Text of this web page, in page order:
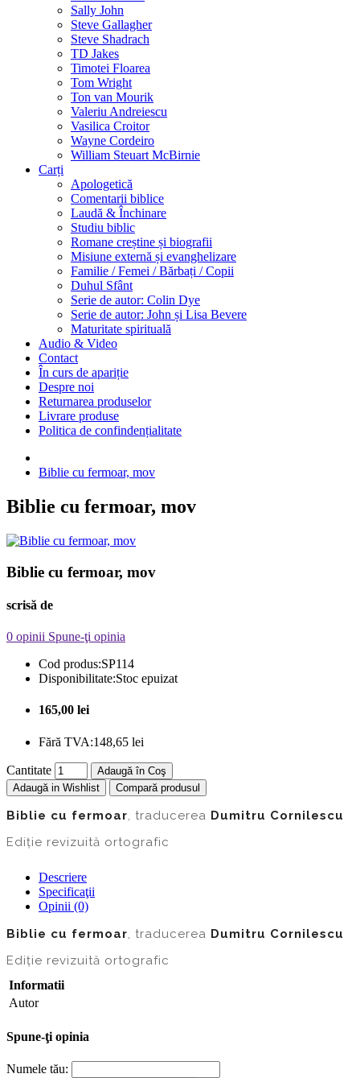
Sally John
Steve Gallagher
Steve Shadrach
TD Jakes
Timotei Floarea
Tom Wright
Ton van Mourik
Valeriu Andreiescu
Vasilica Croitor
Wayne Cordeiro
William Steuart McBirnie
Carți
Apologetică
Comentarii biblice
Laudă & Închinare
Studiu biblic
Romane creștine și biografii
Misiune externă și evanghelizare
Familie / Femei / Bărbați / Copii
Duhul Sfânt
Serie de autor: Colin Dye
Serie de autor: John și Lisa Bevere
Maturitate spirituală
Audio & Video
Contact
În curs de apariție
Despre noi
Returnarea produselor
Livrare produse
Politica de confindențialitate
Biblie cu fermoar, mov
Biblie cu fermoar, mov
Biblie cu fermoar, mov
scrisă de
0 opinii Spune-ţi opinia
Cod produs:SP114
Disponibilitate:Stoc epuizat
165,00 lei
Fără TVA:148,65 lei
Cantitate
Adaugă în Coş
Adaugă in Wishlist
Compară produsul
Biblie cu fermoar , traducerea Dumitru Cornilescu
Ediție revizuită ortografic
Descriere
Specificaţii
Opinii (0)
Biblie cu fermoar , traducerea Dumitru Cornilescu
Ediție revizuită ortografic
Informatii
Autor
Spune-ţi opinia
Numele tău: